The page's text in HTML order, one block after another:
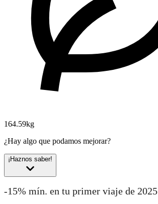
164.59kg
¿Hay algo que podamos mejorar?
¡Haznos saber!
-15% mín. en tu primer viaje de 2025